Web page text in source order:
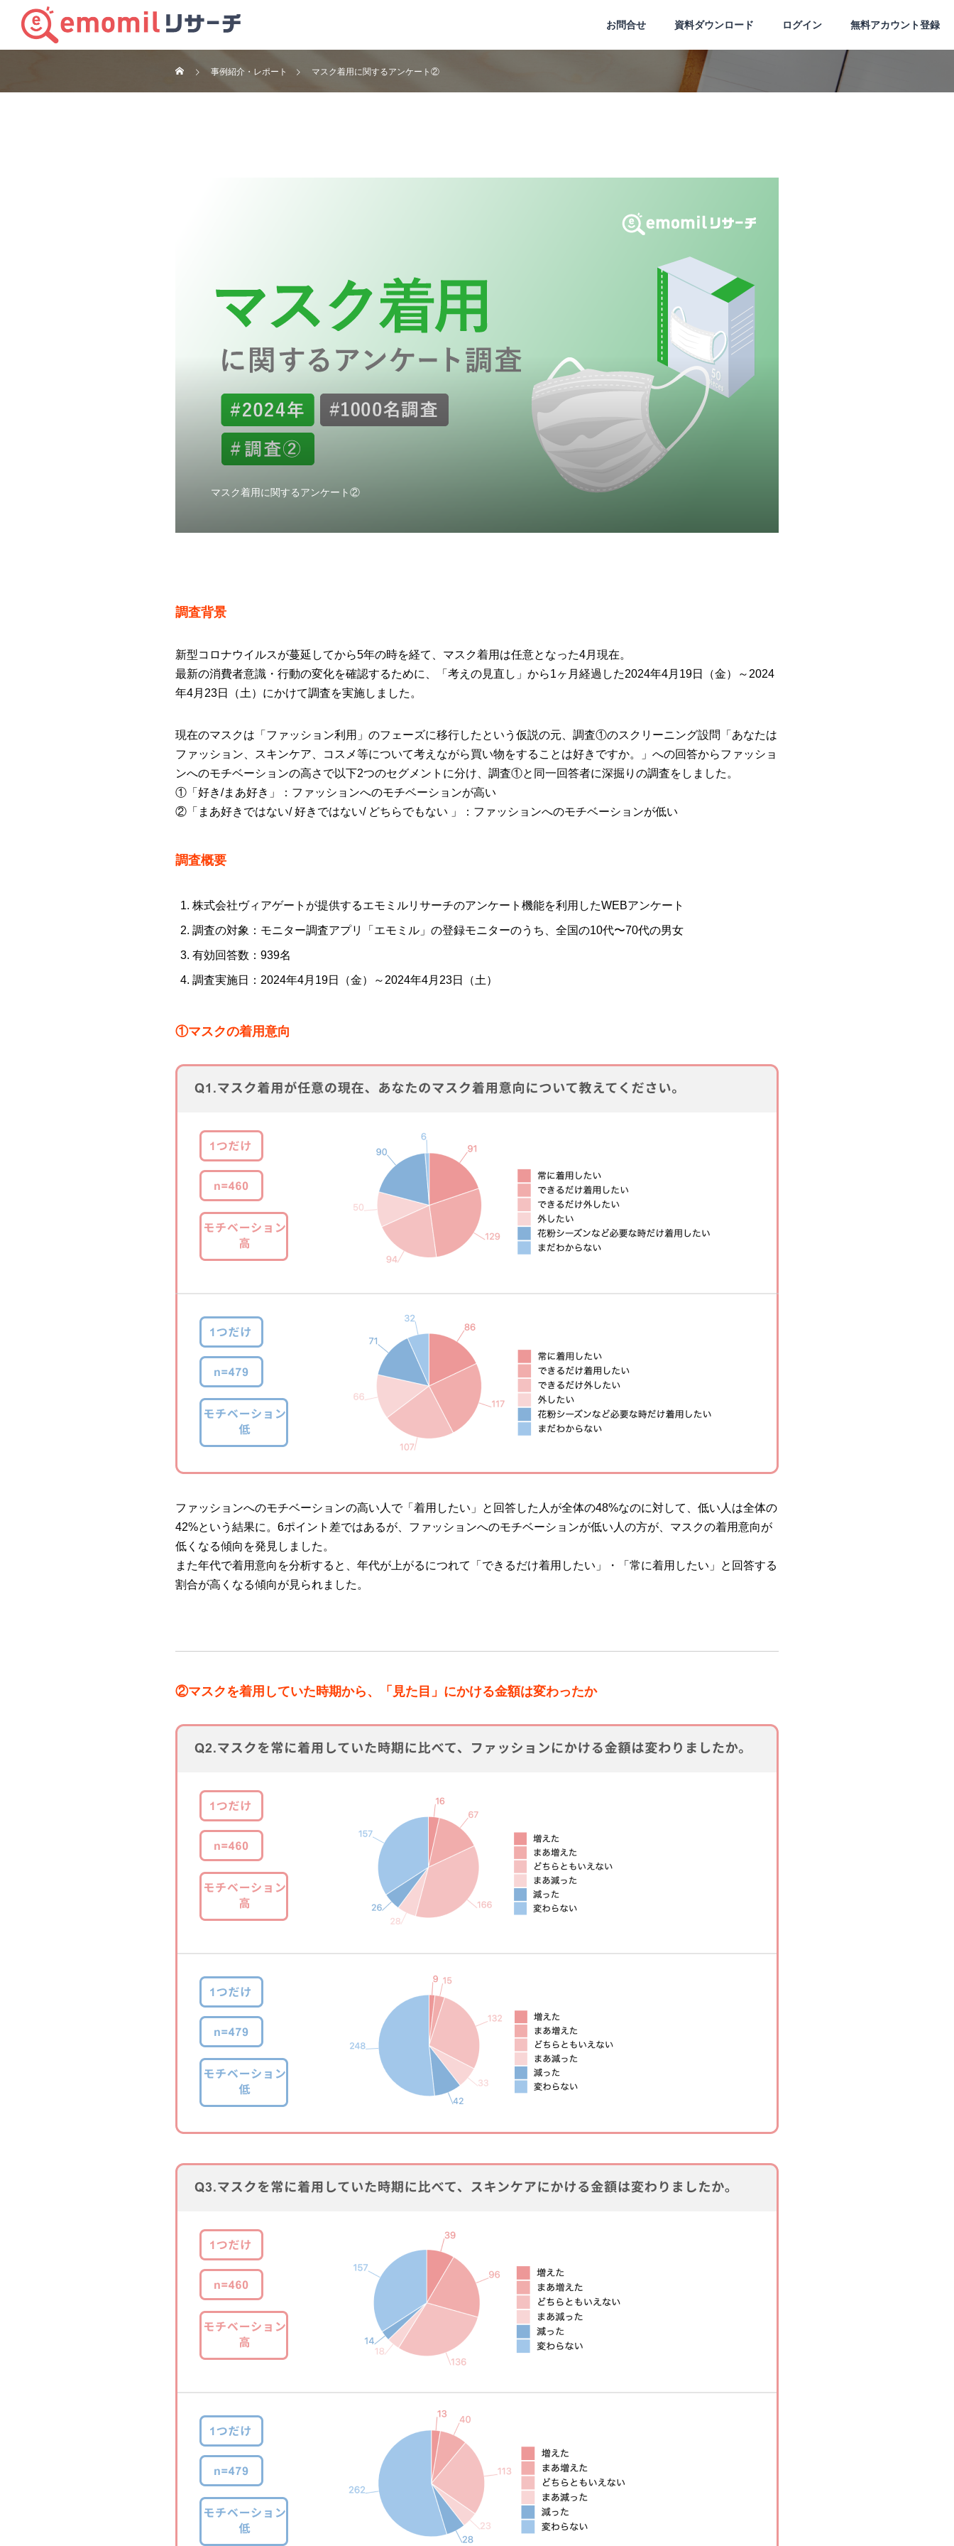
お問合せ 資料ダウンロード ログイン 無料アカウント登録
事例紹介・レポート マスク着用に関するアンケート②
マスク着用に関するアンケート②
調査背景
新型コロナウイルスが蔓延してから5年の時を経て、マスク着用は任意となった4月現在。
最新の消費者意識・行動の変化を確認するために、「考えの見直し」から1ヶ月経過した2024年4月19日（金）～2024
年4月23日（土）にかけて調査を実施しました。
現在のマスクは「ファッション利用」のフェーズに移行したという仮説の元、調査①のスクリーニング設問「あなたは
ファッション、スキンケア、コスメ等について考えながら買い物をすることは好きですか。」への回答からファッショ
ンへのモチベーションの高さで以下2つのセグメントに分け、調査①と同一回答者に深掘りの調査をしました。
①「好き/まあ好き」：ファッションへのモチベーションが高い
②「まあ好きではない/ 好きではない/ どちらでもない 」：ファッションへのモチベーションが低い
調査概要
株式会社ヴィアゲートが提供するエモミルリサーチのアンケート機能を利用したWEBアンケート
調査の対象：モニター調査アプリ「エモミル」の登録モニターのうち、全国の10代〜70代の男女
有効回答数：939名
調査実施日：2024年4月19日（金）～2024年4月23日（土）
①マスクの着用意向
ファッションへのモチベーションの高い人で「着用したい」と回答した人が全体の48%なのに対して、低い人は全体の
42%という結果に。6ポイント差ではあるが、ファッションへのモチベーションが低い人の方が、マスクの着用意向が
低くなる傾向を発見しました。
また年代で着用意向を分析すると、年代が上がるにつれて「できるだけ着用したい」・「常に着用したい」と回答する
割合が高くなる傾向が見られました。
②マスクを着用していた時期から、「見た目」にかける金額は変わったか